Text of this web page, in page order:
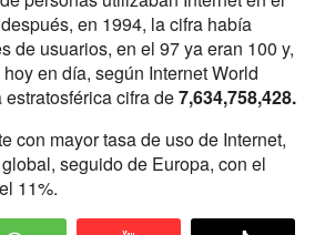
en 1994, la cifra había
de usuarios, en el 97 ya eran 100 y,
en día, según Internet World
cifra de7,634,758,428.
con mayor tasa de uso de Internet,
seguido de Europa, con el
11%.